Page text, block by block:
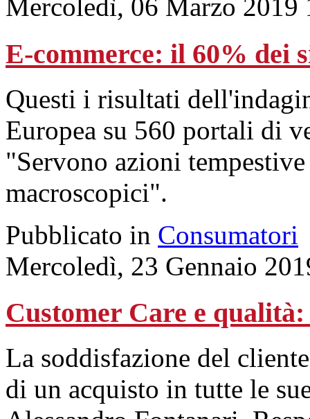
Mercoledì, 06 Marzo 2019
E-commerce: il 60% dei
Questi i risultati
Europea su 560 portali di
"Servono azioni
macroscopici".
Pubblicato in Consumatori
Mercoledì, 23 Gennaio
Customer Care e
La soddisfazione del
di un acquisto in tutte le